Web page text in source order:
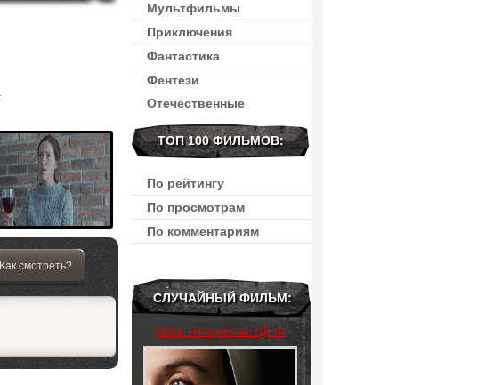
Как смотреть?
Мультфильмы
Приключения
Фантастика
Фентези
Отечественные
ТОП 100 ФИЛЬМОВ:
По рейтингу
По просмотрам
По комментариям
СЛУЧАЙНЫЙ ФИЛЬМ:
Омен. Непорочная / Дитя
дьявола (2024)